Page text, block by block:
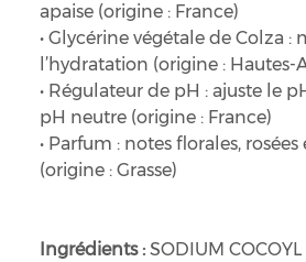
apaise (origine : France)
• Glycérine végétale de Colza :
l’hydratation (origine : Hautes-
• Régulateur de pH : ajuste le
pH neutre (origine : France)
• Parfum : notes florales,
(origine : Grasse)
Ingrédients : SODIUM